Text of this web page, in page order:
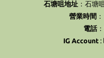
石塘咀地址 ：石塘
營業時間
電話
IG Account: